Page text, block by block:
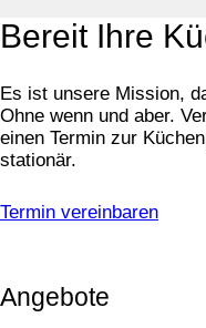
Bereit Ihre
Es ist unsere Mission,
Ohne wenn und aber.
einen Termin zur
stationär.
Termin vereinbaren
Angebote